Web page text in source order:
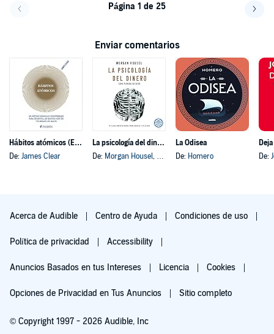
Página 1 de 25
Enviar comentarios
Hábitos atómicos (Español neutro)
De: James Clear
La psicología del dinero
De: Morgan Housel, y otros
La Odisea
De: Homero
De:
Acerca de Audible Centro de Ayuda Condiciones de uso
Política de privacidad Accessibility
Anuncios Basados en tus Intereses Licencia Cookies
Opciones de Privacidad en Tus Anuncios Sitio completo
© Copyright 1997 - 2026 Audible, Inc